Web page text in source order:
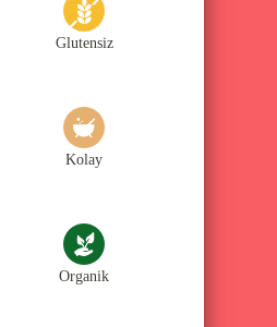
Glutensiz
Kolay
Organik